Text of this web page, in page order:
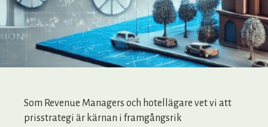
Som Revenue Managers och hotellägare vet vi att
prisstrategi är kärnan i framgångsrik